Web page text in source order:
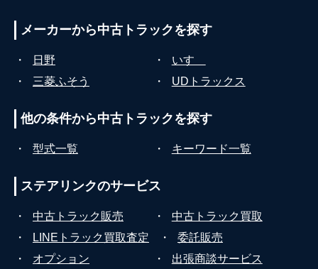
メーカーから中古トラックを探す
・ 日野 ・
いすゞ
・
三菱ふそう ・ UDトラックス
他の条件から中古トラックを探す
・ 型式一覧 ・ キーワード一覧
ステアリンクのサービス
・ 中古トラック販売 ・
中古トラック買取
・
LINEトラック買取査定 ・
委託販売
・
オプション ・
出張商談サービス